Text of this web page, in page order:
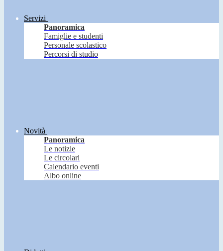
Servizi
Panoramica
Famiglie e studenti
Personale scolastico
Percorsi di studio
Novità
Panoramica
Le notizie
Le circolari
Calendario eventi
Albo online